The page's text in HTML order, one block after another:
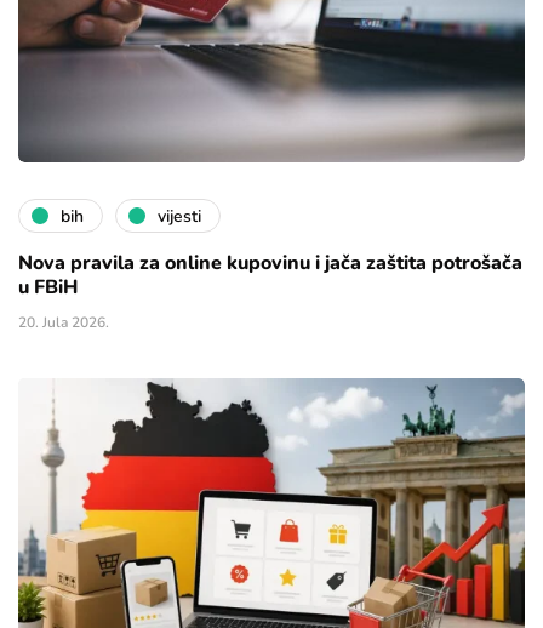
bih vijesti
Nova pravila za online kupovinu i jača zaštita potrošača
u FBiH
20. Jula 2026.